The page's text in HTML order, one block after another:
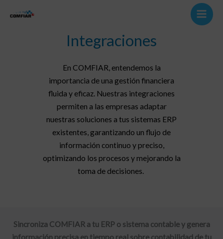
Integraciones
En COMFIAR, entendemos la
importancia de una gestión financiera
fluida y eficaz. Nuestras integraciones
permiten a las empresas adaptar
nuestras soluciones a tus sistemas ERP
existentes, garantizando un flujo de
información continuo y preciso,
optimizando los procesos y mejorando la
toma de decisiones.
Sincroniza COMFIAR a tu ERP o sistema contable y genera
información precisa en tiempo real sobre contabilidad de tu